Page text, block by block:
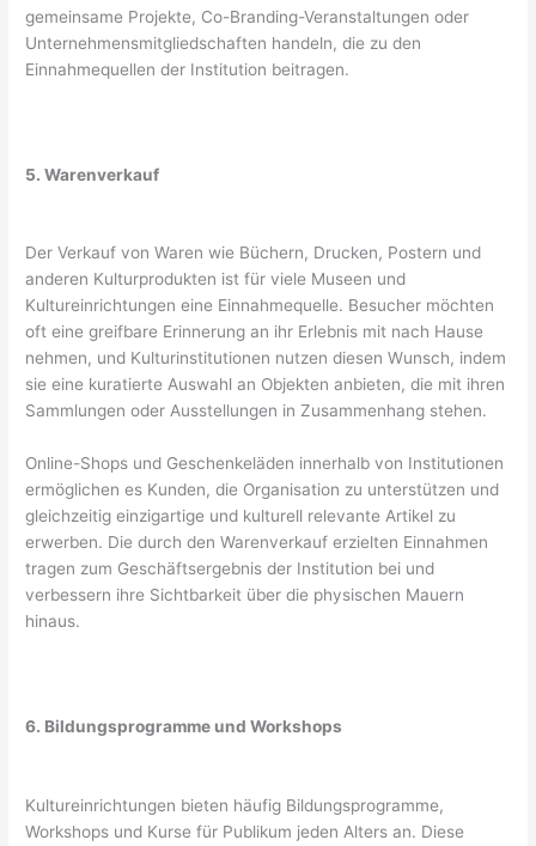
gemeinsame Projekte, Co-Branding-Veranstaltungen oder
Unternehmensmitgliedschaften handeln, die zu den
Einnahmequellen der Institution beitragen.
5. Warenverkauf
Der Verkauf von Waren wie Büchern, Drucken, Postern und
anderen Kulturprodukten ist für viele Museen und
Kultureinrichtungen eine Einnahmequelle. Besucher möchten
oft eine greifbare Erinnerung an ihr Erlebnis mit nach Hause
nehmen, und Kulturinstitutionen nutzen diesen Wunsch, indem
sie eine kuratierte Auswahl an Objekten anbieten, die mit ihren
Sammlungen oder Ausstellungen in Zusammenhang stehen.
Online-Shops und Geschenkeläden innerhalb von Institutionen
ermöglichen es Kunden, die Organisation zu unterstützen und
gleichzeitig einzigartige und kulturell relevante Artikel zu
erwerben. Die durch den Warenverkauf erzielten Einnahmen
tragen zum Geschäftsergebnis der Institution bei und
verbessern ihre Sichtbarkeit über die physischen Mauern
hinaus.
6. Bildungsprogramme und Workshops
Kultureinrichtungen bieten häufig Bildungsprogramme,
Workshops und Kurse für Publikum jeden Alters an. Diese